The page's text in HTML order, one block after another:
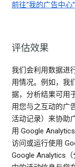
前往“我的广告中心”
评估效果
我们会利用数据进
用情况。例如，我
据，分析结果可用
用您与之互动的广
活动记录）来协助
用 Google
访问或运行使用
Google Analytics